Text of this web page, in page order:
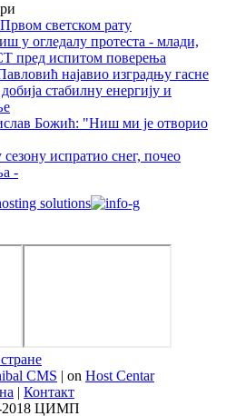
светском рату
у огледалу протеста - млади,
пред испитом поверења
најавио изградњу гасне
стабилну енергију и
Божић: "Ниш ми је отворио
испратио снег, почео
-
CMS | on Host Centar
Контакт
2018 ЦИМП